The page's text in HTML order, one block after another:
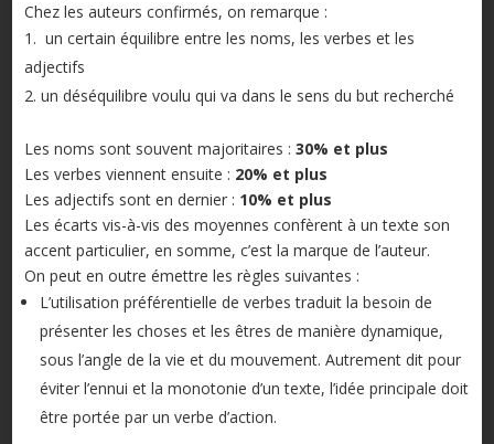
Chez les auteurs confirmés, on remarque :
un certain équilibre entre les noms, les verbes et les
adjectifs
un déséquilibre voulu qui va dans le sens du but recherché
Les noms sont souvent majoritaires : 30% et plus
Les verbes viennent ensuite : 20% et plus
Les adjectifs sont en dernier : 10% et plus
Les écarts vis-à-vis des moyennes confèrent à un texte son
accent particulier, en somme, c’est la marque de l’auteur.
On peut en outre émettre les règles suivantes :
L’utilisation préférentielle de verbes traduit la besoin de
présenter les choses et les êtres de manière dynamique,
sous l’angle de la vie et du mouvement. Autrement dit pour
éviter l’ennui et la monotonie d’un texte, l’idée principale doit
être portée par un verbe d’action.